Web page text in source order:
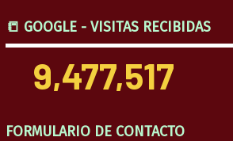
📒 GOOGLE - VISITAS RECIBIDAS
9,477,517
FORMULARIO DE CONTACTO